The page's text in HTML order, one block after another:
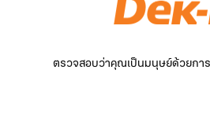
ตรวจสอบว่าคุณเป็นมนุษย์ด้วยการ